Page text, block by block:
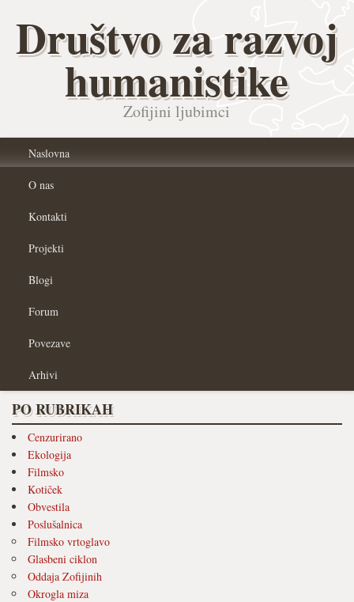
Društvo za razvoj
humanistike
Zofijini ljubimci
Naslovna
O nas
Kontakti
Projekti
Blogi
Forum
Povezave
Arhivi
PO RUBRIKAH
Cenzurirano
Ekologija
Filmsko
Kotiček
Obvestila
Poslušalnica
Filmsko vrtoglavo
Glasbeni ciklon
Oddaja Zofijinih
Okrogla miza